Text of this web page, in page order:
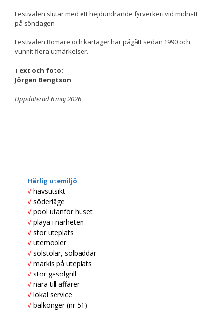
Festivalen slutar med ett hejdundrande fyrverkeri vid midnatt
på söndagen.
Festivalen Romare och kartager har pågått sedan 1990 och
vunnit flera utmärkelser.
Text och foto:
Jörgen Bengtson
Uppdaterad 6 maj 2026
Härlig utemiljö
√ havsutsikt
√ söderläge
√ pool utanför huset
√ playa i närheten
√ stor uteplats
√ utemöbler
√ solstolar, solbäddar
√ markis på uteplats
√ stor gasolgrill
√ nära till affärer
√ lokal service
√ balkonger (nr 51)